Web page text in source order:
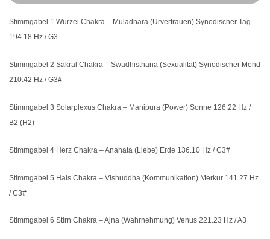
Stimmgabel 1 Wurzel Chakra – Muladhara (Urvertrauen) Synodischer Tag
194.18 Hz / G3
Stimmgabel 2 Sakral Chakra – Swadhisthana (Sexualität) Synodischer Mond
210.42 Hz / G3#
Stimmgabel 3 Solarplexus Chakra – Manipura (Power) Sonne 126.22 Hz /
B2 (H2)
Stimmgabel 4 Herz Chakra – Anahata (Liebe) Erde 136.10 Hz / C3#
Stimmgabel 5 Hals Chakra – Vishuddha (Kommunikation) Merkur 141.27 Hz
/ C3#
Stimmgabel 6 Stirn Chakra – Ajna (Wahrnehmung) Venus 221.23 Hz / A3